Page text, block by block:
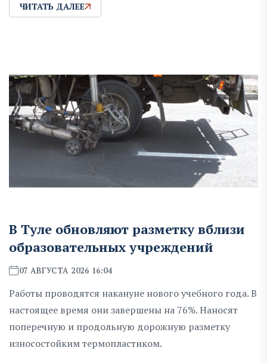
ЧИТАТЬ ДАЛЕЕ
В Туле обновляют разметку вблизи
образовательных учреждений
07 АВГУСТА 2026 16:04
Работы проводятся накануне нового учебного года. В
настоящее время они завершены на 76%. Наносят
поперечную и продольную дорожную разметку
износостойким термопластиком.